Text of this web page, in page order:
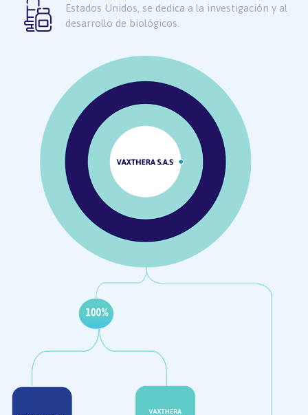
Estados Unidos, se dedica a la investigación y al
desarrollo de biológicos.